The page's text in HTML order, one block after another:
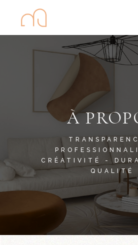
À
CRÉATIVITÉ -
QUALITÉ